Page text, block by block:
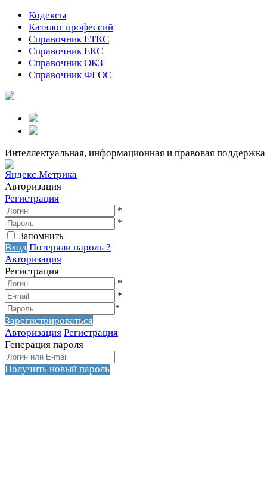
Кодексы
Каталог профессий
Справочник ЕТКС
Справочник ЕКС
Справочник ОКЗ
Справочник ФГОС
Интеллектуальная, информационная и правовая поддержка
Авторизация
Регистрация
*
*
Запомнить
Вход Потеряли пароль ?
Авторизация
Регистрация
*
*
*
Зарегистрироваться
Авторизация Регистрация
Генерация пароля
Получить новый пароль